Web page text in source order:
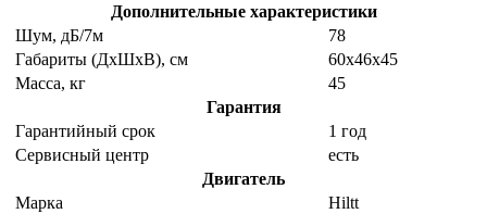
Дополнительные характеристики
Шум, дБ/7м
78
Габариты (ДхШхВ), см
60x46x45
Масса, кг
45
Гарантия
Гарантийный срок
1 год
Сервисный центр
есть
Двигатель
Марка
Hiltt